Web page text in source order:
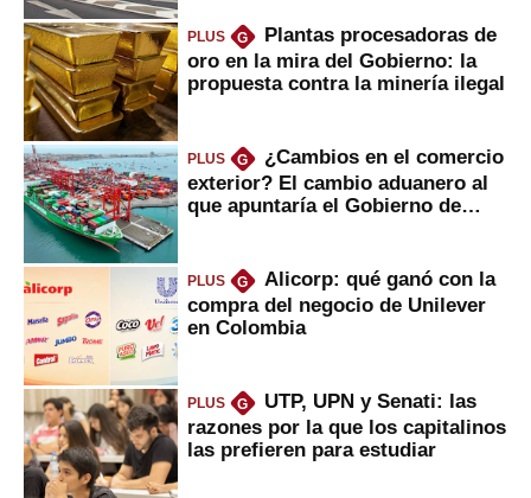
PLUS G
Plantas procesadoras de
oro en la mira del Gobierno: la
propuesta contra la minería ilegal
PLUS G
¿Cambios en el comercio
exterior? El cambio aduanero al
que apuntaría el Gobierno de
PLUS G
Alicorp: qué ganó con la
compra del negocio de Unilever
en Colombia
PLUS G
UTP, UPN y Senati: las
razones por la que los capitalinos
las prefieren para estudiar